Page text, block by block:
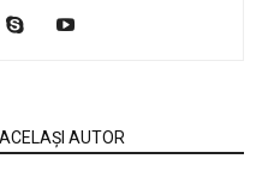
AUTOR